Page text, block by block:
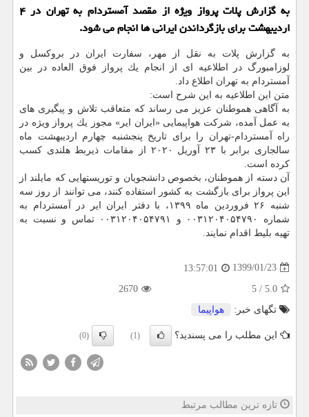
به گزارش پلات پرواز ویژه از مقصد آمستردام به تهران در ۴
اردیبهشت برای بازگرداندن ایرانی ها انجام می شود.
به گزارش پلات به نقل از مهر، سفارت ایران در بروكسل و
لوزامبورگ در اطلاعیه ای از انجام یك پرواز فوق العاده در بین
آمستردام به تهران اطلاع داد.
متن این اطلاعیه به این شرح است:
به آگاهی هموطنان عزیز می رساند كه متعاقب تلاش و پیگیری های
به عمل آمده، شركت هواپیمایی «ایران ایر» مجوز یك پرواز ویژه در
راه آمستردام-تهران را برای تاریخ پنجشنبه چهارم اردیبهشت ماه
سالجاری برابر با ۲۳ آوریل ۲۰۲۰ از مقامات ذیربط هلندی كسب
كرده است.
آن دسته از هموطنان، بخصوص دانشجویان و توریستهایی كه مایلند از
این پرواز برای بازگشت به كشور استفاده كنند، می توانند از روز سه
شنبه ۲۶ فروردین ماه ۱۳۹۹، با دفتر ایران ایر در آمستردام به
شماره ۰۰۳۱۲۰۴۰۵۴۷۹۰ و ۰۰۳۱۲۰۴۰۵۴۷۹۱ تماس و نسبت به
تهیه بلیط اقدام نمایند.
1399/01/23
13:57:01
5.0
/
5
2670
تگهای خبر:
هواپیما
این مطلب را می پسندید؟ (1)
(0)
تازه ترین مطالب مرتبط